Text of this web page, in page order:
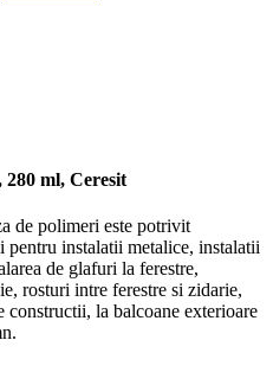
ml, Ceresit
de polimeri este potrivit
pentru instalatii metalice, instalatii
de glafuri la ferestre,
rosturi intre ferestre si zidarie,
constructii, la balcoane exterioare